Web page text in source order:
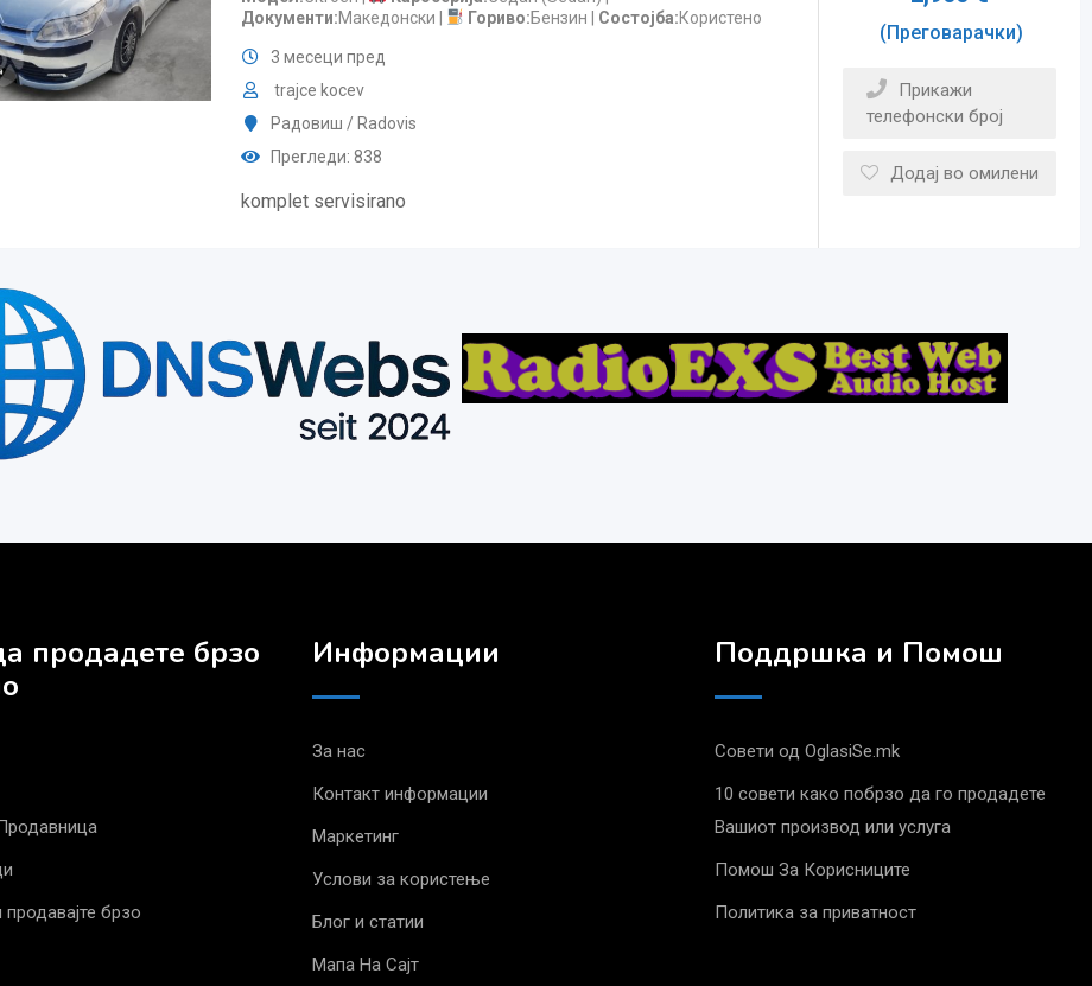
Документи Македонски Гориво Бензин Состојба Користено
3 месеци пред
trajce kocev
Радовиш / Radovis
Прегледи: 838
komplet servisirano
(Преговарачки)
Прикажи
телефонски број
Додај во омилени
продадете брзо
продавајте брзо
Информации
За нас
Контакт информации
Маркетинг
Услови за користење
Блог и статии
Мапа На Сајт
Поддршка и Помош
Совети од OglasiSe.mk
10 совети како побрзо да го продадете
Вашиот производ или услуга
Помош За Корисниците
Политика за приватност